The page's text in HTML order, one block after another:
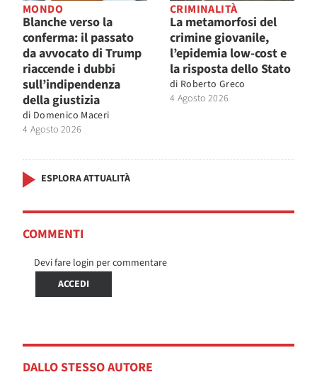
MONDO
Blanche verso la
conferma: il passato
da avvocato di Trump
riaccende i dubbi
sull’indipendenza
della giustizia
di Domenico Maceri
4 Agosto 2026
CRIMINALITÀ
La metamorfosi del
crimine giovanile,
l’epidemia low-cost e
la risposta dello Stato
di Roberto Greco
4 Agosto 2026
ESPLORA ATTUALITÀ
COMMENTI
Devi fare login per commentare
ACCEDI
DALLO STESSO AUTORE